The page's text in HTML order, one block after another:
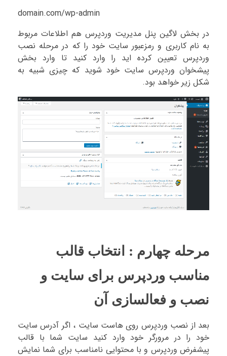
domain.com/wp-admin
در بخش لاگین پنل مدیریت وردپرس هم اطلاعات مربوط
به نام کاربری و رمزعبور سایت خود را که در مرحله نصب
وردپرس تعیین کرده اید را وارد کنید تا وارد بخش
پیشخوان وردپرس سایت خود شوید که چیزی شبیه به
شکل زیر خواهد بود.
مرحله چهارم : انتخاب قالب
مناسب وردپرس برای سایت و
نصب و فعالسازی آن
بعد از نصب وردپرس روی هاست سایت ، اگر آدرس سایت
خود را در مرورگر خود وارد کنید سایت شما با قالب
پیشفرض وردپرس و با محتوایی نامناسب برای شما نمایش